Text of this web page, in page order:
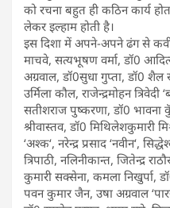
को रचना बहुत ही कठिन कार्य
लेकर इल्हाम होती है।
इस दिशा में अपने-अपने ढंग से
माचवे, सत्यभूषण वर्मा, डॉ0
अग्रवाल, डॉ0सुधा गुप्ता, डॉ0 शैल
उर्मिला कौल, राजेन्द्रमोहन
सतीशराज पुष्करणा, डॉ0 भावना
श्रीवास्तव, डॉ0 मिथिलेशकुमारी
‘अश्क‘, नरेन्द्र प्रसाद ‘नवीन‘,
त्रिपाठी, नलिनीकान्त, जितेन्द्र
कुमारी सक्सेना, कमला निखुर्पा,
पवन कुमार जैन, उषा अग्रवाल